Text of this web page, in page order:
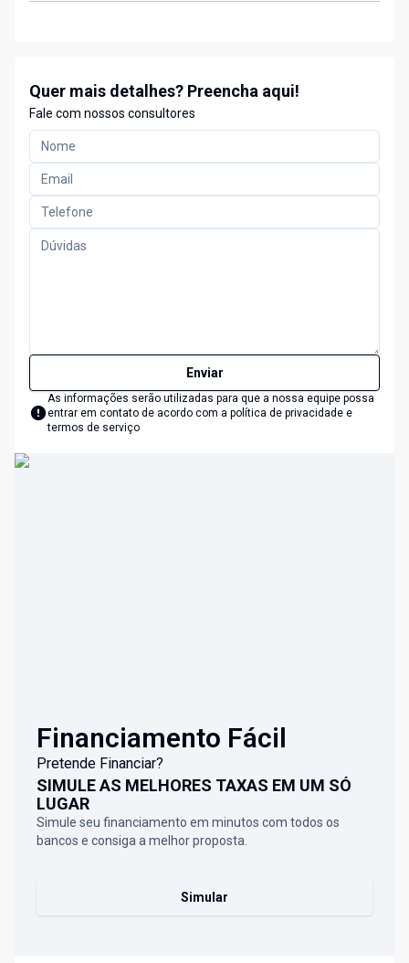
Quer mais detalhes? Preencha aqui!
Fale com nossos consultores
Enviar
As informações serão utilizadas para que a nossa equipe possa
entrar em contato de acordo com a política de privacidade e
termos de serviço
Financiamento Fácil
Pretende Financiar?
SIMULE AS MELHORES TAXAS EM UM SÓ
LUGAR
Simule seu financiamento em minutos com todos os
bancos e consiga a melhor proposta.
Simular